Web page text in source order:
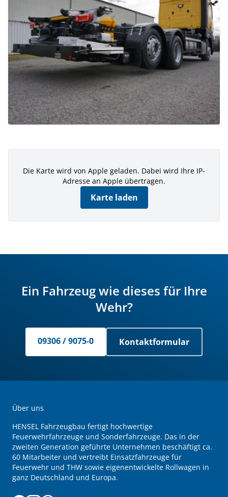
Die Karte wird von Apple geladen. Dabei wird Ihre IP-
Adresse an Apple übertragen.
Karte laden
Ein Fahrzeug wie dieses für Ihre
Wehr?
09306 / 9075-0 Kontaktformular
Über uns
HENSEL Fahrzeugbau fertigt hochwertige
Feuerwehrfahrzeuge und Sonderfahrzeuge. Das in der
zweiten Generation geführte Unternehmen beschäftigt ca.
60 Mitarbeiter und vertreibt Einsatzfahrzeuge für
Feuerwehr und THW sowie eigenentwickelte Rollwagen in
ganz Deutschland und Europa.